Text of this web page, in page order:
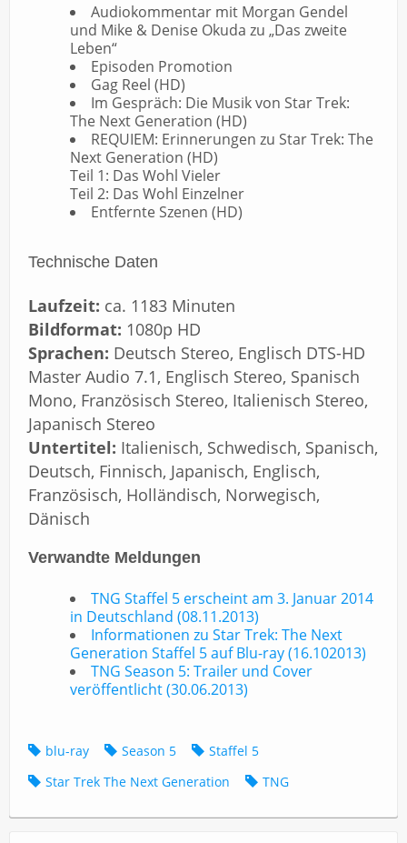
Audiokommentar mit Morgan Gendel
und Mike & Denise Okuda zu „Das zweite
Leben“
Episoden Promotion
Gag Reel (HD)
Im Gespräch: Die Musik von Star Trek:
The Next Generation (HD)
REQUIEM: Erinnerungen zu Star Trek: The
Next Generation (HD)
Teil 1: Das Wohl Vieler
Teil 2: Das Wohl Einzelner
Entfernte Szenen (HD)
Technische Daten
Laufzeit: ca. 1183 Minuten
Bildformat: 1080p HD
Sprachen: Deutsch Stereo, Englisch DTS-HD
Master Audio 7.1, Englisch Stereo, Spanisch
Mono, Französisch Stereo, Italienisch Stereo,
Japanisch Stereo
Untertitel: Italienisch, Schwedisch, Spanisch,
Deutsch, Finnisch, Japanisch, Englisch,
Französisch, Holländisch, Norwegisch,
Dänisch
Verwandte Meldungen
TNG Staffel 5 erscheint am 3. Januar 2014
in Deutschland (08.11.2013)
Informationen zu Star Trek: The Next
Generation Staffel 5 auf Blu-ray (16.102013)
TNG Season 5: Trailer und Cover
veröffentlicht (30.06.2013)
blu-ray Season 5
Staffel 5
Star Trek The Next Generation
TNG